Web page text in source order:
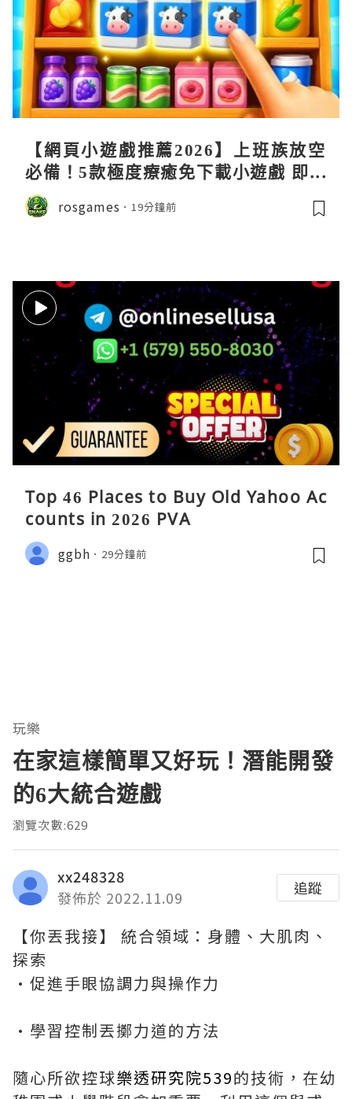
【網頁小遊戲推薦2026】上班族放空
必備！5款極度療癒免下載小遊戲 即開
即玩解鎖好心情
rosgames 19分鐘前
Top 46 Places to Buy Old Yahoo Ac
counts in 2026 PVA
ggbh 29分鐘前
玩樂
在家這樣簡單又好玩！潛能開發
的6大統合遊戲
瀏覽次數:629
xx248328
發佈於 2022.11.09
追蹤
【你丟我接】 統合領域：身體、大肌肉、
探索
·促進手眼協調力與操作力
·學習控制丟擲力道的方法
隨心所欲控球樂透研究院539的技術，在幼